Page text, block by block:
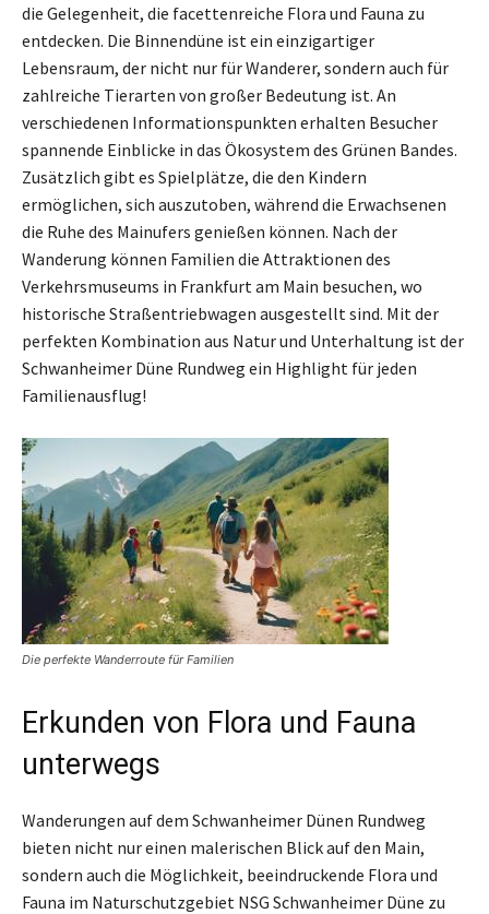
die Gelegenheit, die facettenreiche Flora und Fauna zu
entdecken. Die Binnendüne ist ein einzigartiger
Lebensraum, der nicht nur für Wanderer, sondern auch für
zahlreiche Tierarten von großer Bedeutung ist. An
verschiedenen Informationspunkten erhalten Besucher
spannende Einblicke in das Ökosystem des Grünen Bandes.
Zusätzlich gibt es Spielplätze, die den Kindern
ermöglichen, sich auszutoben, während die Erwachsenen
die Ruhe des Mainufers genießen können. Nach der
Wanderung können Familien die Attraktionen des
Verkehrsmuseums in Frankfurt am Main besuchen, wo
historische Straßentriebwagen ausgestellt sind. Mit der
perfekten Kombination aus Natur und Unterhaltung ist der
Schwanheimer Düne Rundweg ein Highlight für jeden
Familienausflug!
Die perfekte Wanderroute für Familien
Erkunden von Flora und Fauna
unterwegs
Wanderungen auf dem Schwanheimer Dünen Rundweg
bieten nicht nur einen malerischen Blick auf den Main,
sondern auch die Möglichkeit, beeindruckende Flora und
Fauna im Naturschutzgebiet NSG Schwanheimer Düne zu